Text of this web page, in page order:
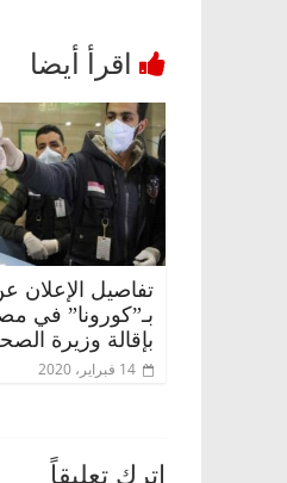
تفاصيل الإعلان
بـ”كورونا” في
بإقالة وزيرة
14 فبراير، 2020
اترك تعليقاً
الرئيسية
في ذكرى
قانوني
للحرية (بروفايل)
26 يناير، 2026
خبير اقتصادي
وحيداً على أبواب